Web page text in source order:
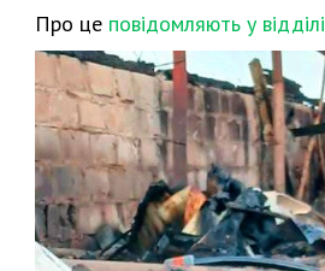
Про це повідомляють у